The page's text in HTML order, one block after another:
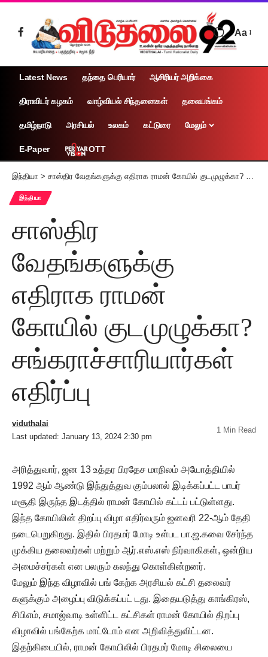
Aa
Latest News தந்தை பெரியார் ஆசிரியர் அறிக்கை
திராவிடர் கழகம் வாழ்வியல் சிந்தனைகள் தலையங்கம்
தமிழ்நாடு அரசியல் உலகம் கட்டுரை மேலும்
E-Paper OTT
இந்தியா > சாஸ்திர வேதங்களுக்கு எதிராக ராமன் கோயில் குடமுழுக்கா? சங்கராச்சாரியார்கள் எதிர்ப்பு
இந்தியா
சாஸ்திர
வேதங்களுக்கு
எதிராக ராமன்
கோயில் குடமுழுக்கா?
சங்கராச்சாரியார்கள்
எதிர்ப்பு
Last updated: January 13, 2024 2:30 pm
viduthalai
1 Min Read
அரித்துவார், ஜன 13 உத்தர பிரதேச மாநிலம் அயோத்தியில்
1992 ஆம் ஆண்டு இந்துத்துவ கும்பலால் இடிக்கப்பட்ட பாபர்
மசூதி இருந்த இடத்தில் ராமன் கோயில் கட்டப் பட்டுள்ளது.
இந்த கோயிலின் திறப்பு விழா எதிர்வரும் ஜனவரி 22-ஆம் தேதி
நடைபெறுகிறது. இதில் பிரதமர் மோடி உள்பட பா.ஜ.கவை சேர்ந்த
முக்கிய தலைவர்கள் மற்றும் ஆர்.எஸ்.எஸ் நிர்வாகிகள், ஒன்றிய
அமைச்சர்கள் என பலரும் கலந்து கொள்கின்றனர்.
மேலும் இந்த விழாவில் பங் கேற்க அரசியல் கட்சி தலைவர்
களுக்கும் அழைப்பு விடுக்கப்பட் டது. இதையடுத்து காங்கிரஸ்,
சிபிஎம், சமாஜ்வாடி உள்ளிட்ட கட்சிகள் ராமன் கோயில் திறப்பு
விழாவில் பங்கேற்க மாட்டோம் என அறிவித்துவிட்டன.
இதற்கிடையில், ராமன் கோயிலில் பிரதமர் மோடி சிலையை